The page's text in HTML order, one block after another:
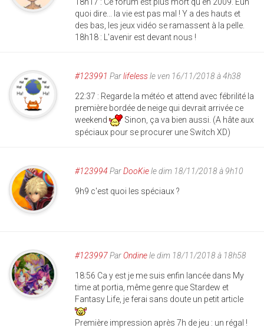
quoi dire... la vie est pas mal ! Y a des hauts et
des bas, les jeux vidéo se ramassent à la pelle.
18h18 : L'avenir est devant nous !
#123991 Parlifelessle ven 16/11/2018 à 4h38
22:37 : Regarde la météo et attend avec fébrilité la
première bordée de neige qui devrait arrivée ce
weekend
Sinon, ça va bien aussi. (A hâte aux
spéciaux pour se procurer une Switch XD)
#123994 ParDooKiele dim 18/11/2018 à 9h10
9h9 c'est quoi les spéciaux ?
#123997ParOndinele dim 18/11/2018 à 18h58
18:56 Ca y est je me suis enfin lancée dans My
time at portia, même genre que Stardew et
Fantasy Life, je ferai sans doute un petit article
Première impression après 7h de jeu : un régal !